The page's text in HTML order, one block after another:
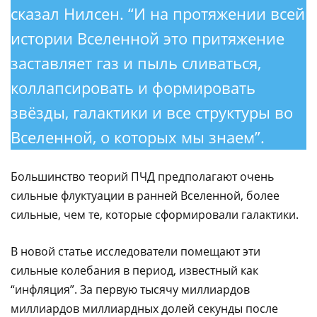
сказал Нилсен. “И на протяжении всей
истории Вселенной это притяжение
заставляет газ и пыль сливаться,
коллапсировать и формировать
звёзды, галактики и все структуры во
Вселенной, о которых мы знаем”.
Большинство теорий ПЧД предполагают очень
сильные флуктуации в ранней Вселенной, более
сильные, чем те, которые сформировали галактики.
В новой статье исследователи помещают эти
сильные колебания в период, известный как
“инфляция”. За первую тысячу миллиардов
миллиардов миллиардных долей секунды после